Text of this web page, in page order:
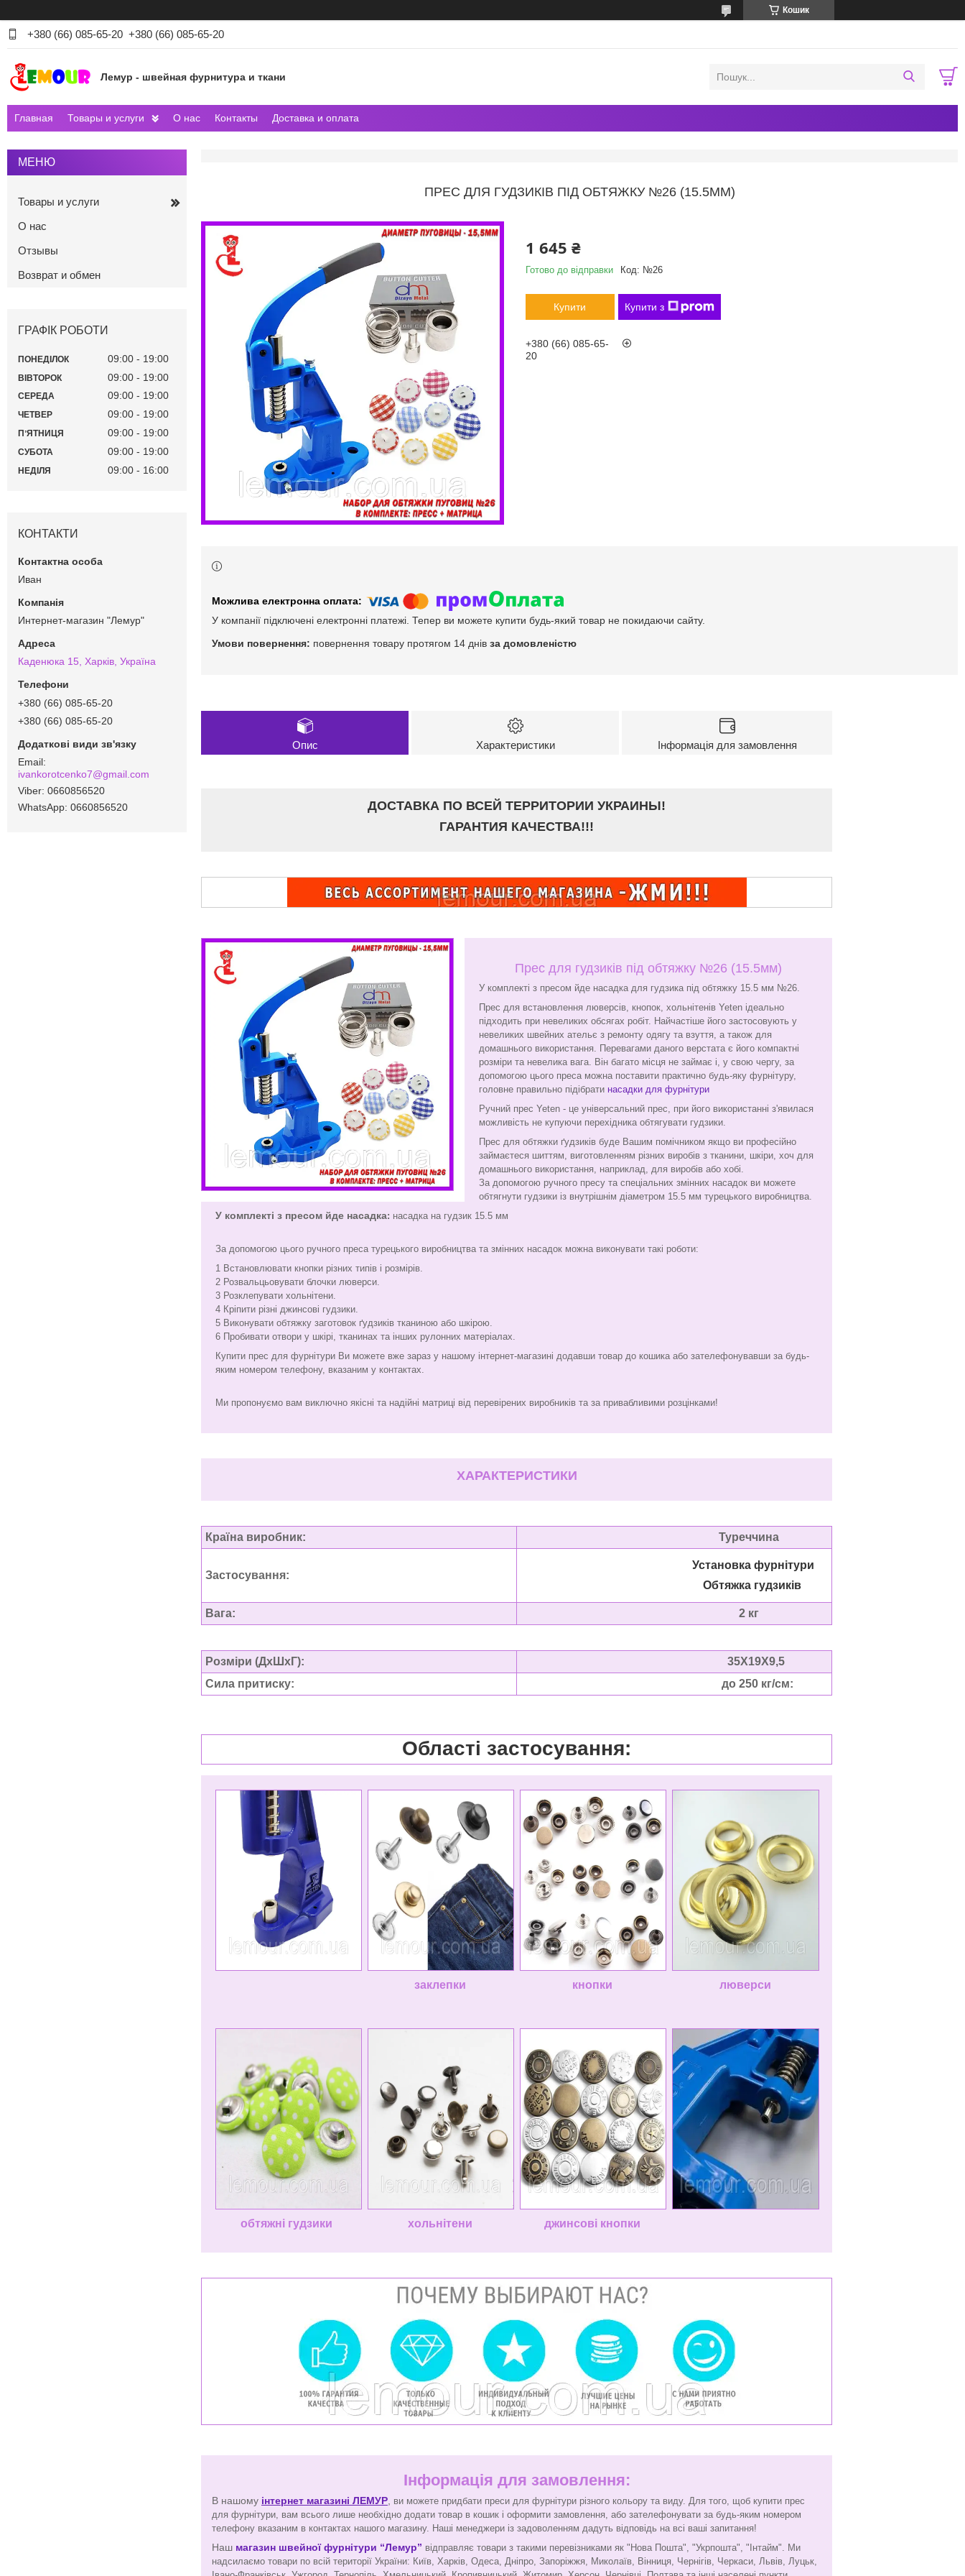
Кошик
+380 (66) 085-65-20 +380 (66) 085-65-20
Лемур - швейная фурнитура и ткани
Главная Товары и услуги О нас Контакты Доставка и оплата
ПРЕС ДЛЯ ГУДЗИКІВ ПІД ОБТЯЖКУ №26 (15.5ММ)
1 645 ₴
Готово до відправки Код: №26
Купити Купити з
+380 (66) 085-65-
20
У компанії підключені електронні платежі. Тепер ви можете купити будь-який товар не покидаючи сайту.
повернення товару протягом 14 днів за домовленістю
Опис Характеристики Інформація для замовлення
ДОСТАВКА ПО ВСЕЙ ТЕРРИТОРИИ УКРАИНЫ!
ГАРАНТИЯ КАЧЕСТВА!!!
Прес для гудзиків під обтяжку №26 (15.5мм)
У комплекті з пресом йде насадка для гудзика під обтяжку 15.5 мм №26.
Прес для встановлення люверсів, кнопок, хольнітенів Yeten ідеально
підходить при невеликих обсягах робіт. Найчастіше його застосовують у
невеликих швейних ательє з ремонту одягу та взуття, а також для
домашнього використання. Перевагами даного верстата є його компактні
розміри та невелика вага. Він багато місця не займає і, у свою чергу, за
допомогою цього преса можна поставити практично будь-яку фурнітуру,
головне правильно підібрати насадки для фурнітури
Ручний прес Yeten - це універсальний прес, при його використанні з'явилася
можливість не купуючи перехідника обтягувати гудзики.
Прес для обтяжки ґудзиків буде Вашим помічником якщо ви професійно
займаєтеся шиттям, виготовленням різних виробів з тканини, шкіри, хоч для
домашнього використання, наприклад, для виробів або хобі.
За допомогою ручного пресу та спеціальних змінних насадок ви можете
обтягнути гудзики із внутрішнім діаметром 15.5 мм турецького виробництва.
У комплекті з пресом йде насадка: насадка на гудзик 15.5 мм
За допомогою цього ручного преса турецького виробництва та змінних насадок можна виконувати такі роботи:
1 Встановлювати кнопки різних типів і розмірів.
2 Розвальцьовувати блочки люверси.
3 Розклепувати хольнітени.
4 Кріпити різні джинсові гудзики.
5 Виконувати обтяжку заготовок ґудзиків тканиною або шкірою.
6 Пробивати отвори у шкірі, тканинах та інших рулонних матеріалах.
Купити прес для фурнітури Ви можете вже зараз у нашому інтернет-магазині додавши товар до кошика або зателефонувавши за будь-
яким номером телефону, вказаним у контактах.
Ми пропонуємо вам виключно якісні та надійні матриці від перевірених виробників та за привабливими розцінками!
ХАРАКТЕРИСТИКИ
Країна виробник: Туреччина
Застосування:
Установка фурнітури
Обтяжка гудзиків
Вага: 2 кг
Розміри (ДхШхГ):
35X19X9,5
Сила притиску:
до 250 кг/см:
Області застосування:
заклепки кнопки люверси
обтяжні гудзики хольнітени джинсові кнопки
Інформація для замовлення:
В нашому інтернет магазині ЛЕМУР, ви можете придбати преси для фурнітури різного кольору та виду. Для того, щоб купити прес
для фурнітури, вам всього лише необхідно додати товар в кошик і оформити замовлення, або зателефонувати за будь-яким номером
телефону вказаним в контактах нашого магазину. Наші менеджери із задоволенням дадуть відповідь на всі ваші запитання!
Наш магазин швейної фурнітури “Лемур” відправляє товари з такими перевізниками як "Нова Пошта", "Укрпошта", "Інтайм". Ми
надсилаємо товари по всій території України: Київ, Харків, Одеса, Дніпро, Запоріжжя, Миколаїв, Вінниця, Чернігів, Черкаси, Львів, Луцьк,
Товары и услуги
О нас
Отзывы
Возврат и обмен
ГРАФІК РОБОТИ
ПОНЕДІЛОК 09:00 19:00
ВІВТОРОК 09:00 19:00
СЕРЕДА 09:00 19:00
ЧЕТВЕР 09:00 19:00
ПʼЯТНИЦЯ 09:00 19:00
СУБОТА 09:00 19:00
НЕДІЛЯ 09:00 16:00
КОНТАКТИ
Иван
Интернет-магазин "Лемур"
Каденюка 15, Харків, Україна
+380 (66) 085-65-20
+380 (66) 085-65-20
ivankorotcenko7@gmail.com
0660856520
0660856520